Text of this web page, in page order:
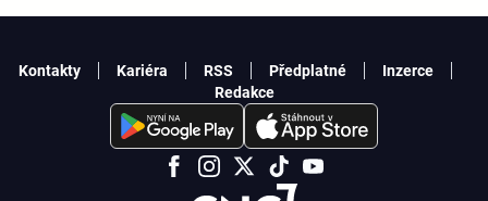
Kontakty Kariéra RSS Předplatné
Inzerce
Redakce